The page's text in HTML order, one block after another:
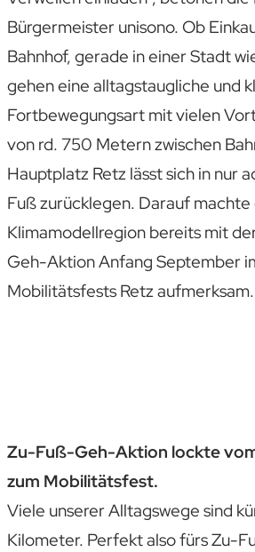
Bürgermeister unisono. Ob
Bahnhof, gerade in einer Stadt
gehen eine alltagstaugliche und
Fortbewegungsart mit vielen
von rd. 750 Metern zwischen
Hauptplatz Retz lässt sich in nur
Fuß zurücklegen. Darauf machte
Klimamodellregion bereits mit
Geh-Aktion Anfang September
Mobilitätsfests Retz aufmerksam.
Zu-Fuß-Geh-Aktion lockte
zum Mobilitätsfest.
Viele unserer Alltagswege sind
Kilometer. Perfekt also fürs Zu-